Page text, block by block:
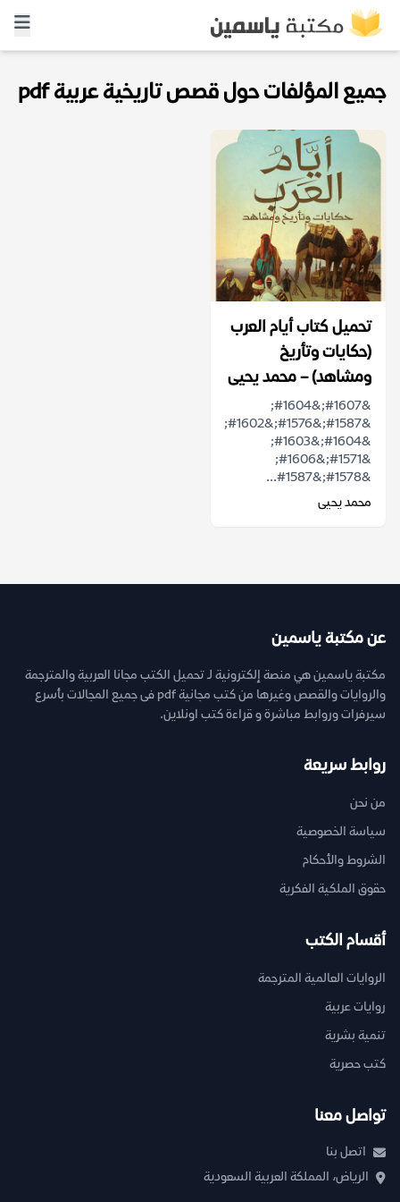
جميع المؤلفات حول قصص تاريخية عربية pdf
تحميل كتاب أيام العرب
(حكايات وتأريخ
ومشاهد) – محمد يحيى
&#1607;&#1604;
&#1587;&#1576;&#1602;
&#1604;&#1603;
&#1571;&#1606;
&#1578;&#1587...
محمد يحيى
عن مكتبة ياسمين
مكتبة ياسمين هي منصة إلكترونية لـ تحميل الكتب مجانا العربية والمترجمة
والروايات والقصص وغيرها من كتب مجانية pdf فى جميع المجالات بأسرع
سيرفرات وروابط مباشرة و قراءة كتب اونلاين.
روابط سريعة
من نحن
سياسة الخصوصية
الشروط والأحكام
حقوق الملكية الفكرية
أقسام الكتب
الروايات العالمية المترجمة
روايات عربية
تنمية بشرية
كتب حصرية
تواصل معنا
اتصل بنا
الرياض، المملكة العربية السعودية